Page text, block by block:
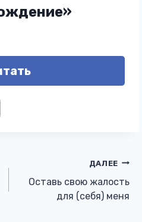
ДАЛЕЕ
Оставь свою жалость
для (себя) меня